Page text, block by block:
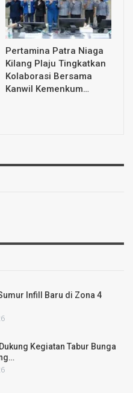
Pertamina Patra Niaga
Kilang Plaju Tingkatkan
Kolaborasi Bersama
Kanwil Kemenkum…
Infill Baru di Zona 4
Kegiatan Tabur Bunga